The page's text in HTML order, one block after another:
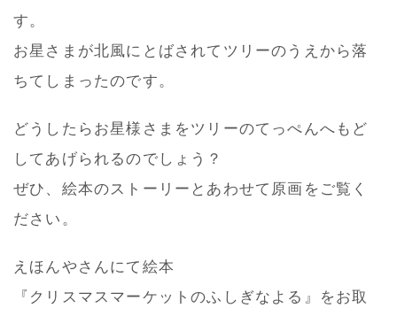
す。
お星さまが北風にとばされてツリーのうえから落
ちてしまったのです。
どうしたらお星様さまをツリーのてっぺんへもど
してあげられるのでしょう？
ぜひ、絵本のストーリーとあわせて原画をご覧く
ださい。
えほんやさんにて絵本
『クリスマスマーケットのふしぎなよる』をお取